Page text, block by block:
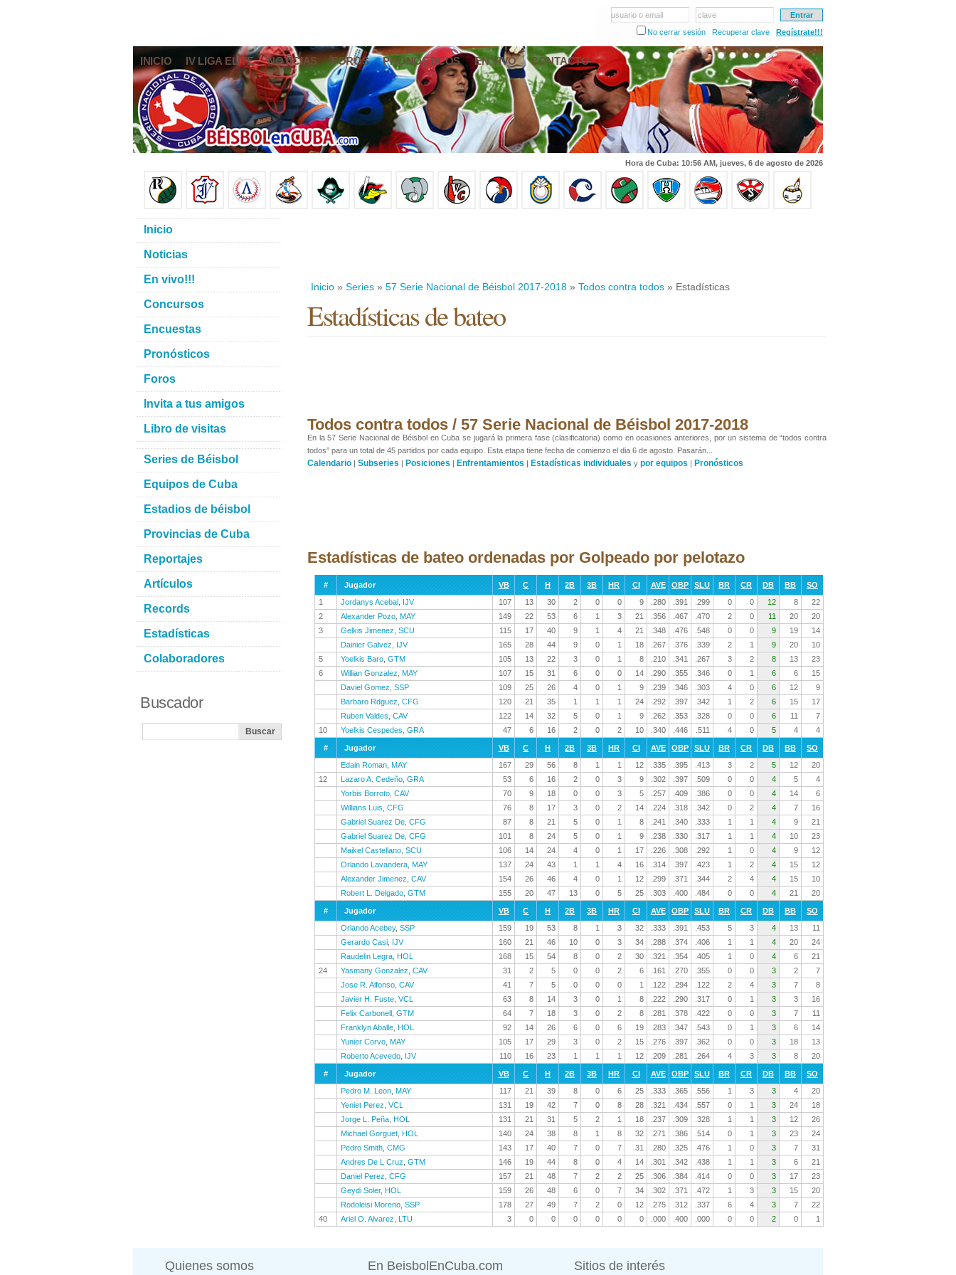
usuario o email
clave
No cerrar sesión
Recuperar clave Regístrate!!!
INICIO IV LIGA ELITE NOTICIAS FOROS PRONÓSTICOS EN VIVO CONTACTO
Hora de Cuba: 10:56 AM, jueves, 6 de agosto de 2026
Inicio » Series » 57 Serie Nacional de Béisbol 2017-2018 » Todos contra todos » Estadísticas
Estadísticas de bateo
Todos contra todos / 57 Serie Nacional de Béisbol 2017-2018
En la 57 Serie Nacional de Béisbol en Cuba se jugará la primera fase (clasificatoria) como en ocasiones anteriores, por un sistema de “todos contra
todos” para un total de 45 partidos por cada equipo. Esta etapa tiene fecha de comienzo el dia 6 de agosto. Pasarán...
Calendario | Subseries | Posiciones | Enfrentamientos | Estadísticas individuales y por equipos | Pronósticos
Estadísticas de bateo ordenadas por Golpeado por pelotazo
# Jugador VB C H 2B 3B HR CI AVE OBP SLU BR CR DB BB
SO
1
Jordanys Acebal IJV 107 13 30 2 0 0 9 .280 .391 .299 0 0 12 8
22
2
Alexander Pozo MAY 149 22 53 6 1 3 21 .356 .467 .470 2 0 11 20
20
3
Gelkis Jimenez SCU 115 17 40 9 1 4 21 .348 .476 .548 0 0 9 19
14
Dainier Galvez
IJV 165 28 44 9 0 1 18 .267 .376 .339 2 1 9 20
10
5
Yoelkis Baro GTM 105 13 22 3 0 1 8 .210 .341 .267 3 2 8 13
23
6
Willian Gonzalez MAY 107 15 31 6 0 0 14 .290 .355 .346 0 1 6 6
15
Daviel Gomez SSP 109 25 26 4 0 1 9 .239 .346 .303 4 0 6 12
9
Barbaro Rdguez CFG 120 21 35 1 1 1 24 .292 .397 .342 1 2 6 15
17
Ruben Valdes CAV 122 14 32 5 0 1 9 .262 .353 .328 0 0 6 11
7
10
Yoelkis Cespedes GRA 47 6 16 2 0 2 10 .340 .446 .511 4 0 5 4 4
# Jugador VB C H 2B 3B HR CI AVE OBP SLU BR CR DB BB
SO
Edain Roman MAY 167 29 56 8 1 1 12 .335 .395 .413 3 2 5 12
20
12
Lazaro A. Cedeño GRA 53 6 16 2 0 3 9 .302 .397 .509 0 0 4 5
4
Yorbis Borroto CAV 70 9 18 0 0 3 5 .257 .409 .386 0 0 4 14
6
Willians Luis CFG 76 8 17 3 0 2 14 .224 .318 .342 0 2 4 7
16
Gabriel Suarez De CFG 87 8 21 5 0 1 8 .241 .340 .333 1 1 4 9
21
Gabriel Suarez De CFG 101 8 24 5 0 1 9 .238 .330 .317 1 1 4 10
23
Maikel Castellano SCU 106 14 24 4 0 1 17 .226 .308 .292 1 0 4 9
12
Orlando Lavandera MAY 137 24 43 1 1 4 16 .314 .397 .423 1 2 4 15
12
Alexander Jimenez CAV 154 26 46 4 0 1 12 .299 .371 .344 2 4 4 15
10
Robert L. Delgado GTM 155 20 47 13 0 5 25 .303 .400 .484 0 0 4 21 20
# Jugador VB C H 2B 3B HR CI AVE OBP SLU BR CR DB BB
SO
Orlando Acebey, SSP 159 19 53 8 1 3 32 .333 .391 .453 5 3 4 13
11
Gerardo Casi IJV 160 21 46 10 0 3 34 .288 .374 .406 1 1 4 20
24
Raudelin Legra HOL 168 15 54 8 0 2 30 .321 .354 .405 1 0 4 6
21
24
Yasmany Gonzalez CAV 31 2 5 0 0 2 6 .161 .270 .355 0 0 3 2
7
Jose R. Alfonso CAV 41 7 5 0 0 0 1 .122 .294 .122 2 4 3 7
8
Javier H. Fuste VCL 63 8 14 3 0 1 8 .222 .290 .317 0 1 3 3
16
Felix Carbonell GTM 64 7 18 3 0 2 8 .281 .378 .422 0 0 3 7
11
Franklyn Aballe HOL 92 14 26 6 0 6 19 .283 .347 .543 0 1 3 6
14
Yunier Corvo MAY 105 17 29 3 0 2 15 .276 .397 .362 0 0 3 18
13
Roberto Acevedo IJV 110 16 23 1 1 1 12 .209 .281 .264 4 3 3 8 20
# Jugador VB C H 2B 3B HR CI AVE OBP SLU BR CR DB BB
SO
Pedro M. Leon MAY 117 21 39 8 0 6 25 .333 .365 .556 1 3 3 4
20
Yeniet Perez VCL 131 19 42 7 0 8 28 .321 .434 .557 0 1 3 24
18
Jorge L. Peña HOL 131 21 31 5 2 1 18 .237 .309 .328 1 1 3 12
26
Michael Gorguet HOL 140 24 38 8 1 8 32 .271 .386 .514 0 1 3 23
24
Pedro Smith CMG 143 17 40 7 0 7 31 .280 .325 .476 1 0 3 7
31
Andres De L Cruz GTM 146 19 44 8 0 4 14 .301 .342 .438 1 1 3 6
21
Daniel Perez CFG 157 21 48 7 2 2 25 .306 .384 .414 0 0 3 17
23
Geydi Soler, HOL 159 26 48 6 0 7 34 .302 .371 .472 1 3 3 15
20
Rodoleisi Moreno SSP 178 27 49 7 2 0 12 .275 .312 .337 6 4 3 7
22
40
Ariel O. Alvarez LTU 3 0 0 0 0 0 0 .000 .400 .000 0 0 2 0 1
Inicio
Noticias
En vivo!!!
Concursos
Encuestas
Pronósticos
Foros
Invita a tus amigos
Libro de visitas
Series de Béisbol
Equipos de Cuba
Estadios de béisbol
Provincias de Cuba
Reportajes
Artículos
Records
Estadísticas
Colaboradores
Buscador
Quienes somos En BeisbolEnCuba.com Sitios de interés